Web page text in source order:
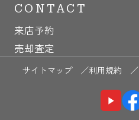
CONTACT
来店予約
売却査定
サイトマップ ／利用規約 ／